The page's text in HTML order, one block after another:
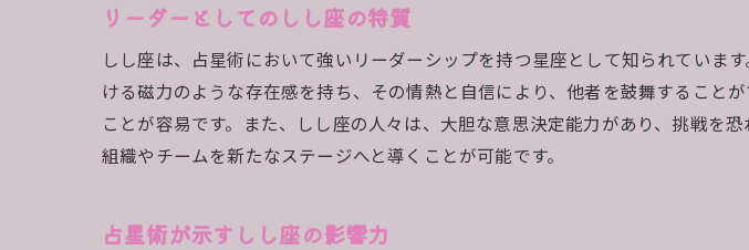
リーダーとしてのしし座の特質
しし座は、占星術において強いリーダーシップを持つ星座として知られていま
ける磁力のような存在感を持ち、その情熱と自信により、他者を鼓舞すること
ことが容易です。また、しし座の人々は、大胆な意思決定能力があり、挑戦を
組織やチームを新たなステージへと導くことが可能です。
占星術が示すしし座の影響力